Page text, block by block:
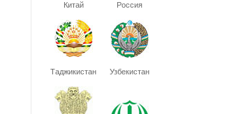
Китай Россия
Таджикистан Узбекистан